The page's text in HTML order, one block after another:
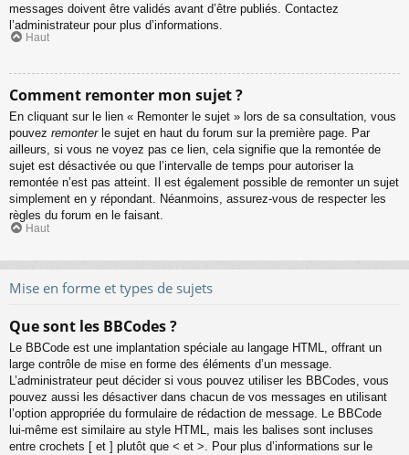
messages doivent être validés avant d’être publiés. Contactez
l’administrateur pour plus d’informations.
Haut
Comment remonter mon sujet ?
En cliquant sur le lien « Remonter le sujet » lors de sa consultation, vous
pouvez remonterle sujet en haut du forum sur la première page. Par
ailleurs, si vous ne voyez pas ce lien, cela signifie que la remontée de
sujet est désactivée ou que l’intervalle de temps pour autoriser la
remontée n’est pas atteint. Il est également possible de remonter un sujet
simplement en y répondant. Néanmoins, assurez-vous de respecter les
règles du forum en le faisant.
Haut
Mise en forme et types de sujets
Que sont les BBCodes ?
Le BBCode est une implantation spéciale au langage HTML, offrant un
large contrôle de mise en forme des éléments d’un message.
L’administrateur peut décider si vous pouvez utiliser les BBCodes, vous
pouvez aussi les désactiver dans chacun de vos messages en utilisant
l’option appropriée du formulaire de rédaction de message. Le BBCode
lui-même est similaire au style HTML, mais les balises sont incluses
entre crochets [ et ] plutôt que < et >. Pour plus d’informations sur le